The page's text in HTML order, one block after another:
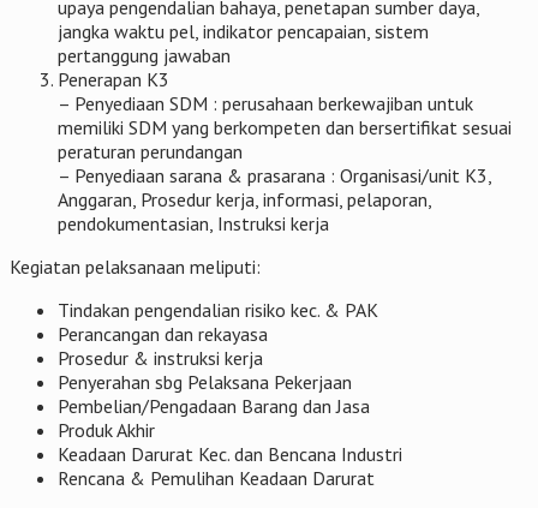
upaya pengendalian bahaya, penetapan sumber daya,
jangka waktu pel, indikator pencapaian, sistem
pertanggung jawaban
Penerapan K3
– Penyediaan SDM : perusahaan berkewajiban untuk
memiliki SDM yang berkompeten dan bersertifikat sesuai
peraturan perundangan
– Penyediaan sarana & prasarana : Organisasi/unit K3,
Anggaran, Prosedur kerja, informasi, pelaporan,
pendokumentasian, Instruksi kerja
Kegiatan pelaksanaan meliputi:
Tindakan pengendalian risiko kec. & PAK
Perancangan dan rekayasa
Prosedur & instruksi kerja
Penyerahan sbg Pelaksana Pekerjaan
Pembelian/Pengadaan Barang dan Jasa
Produk Akhir
Keadaan Darurat Kec. dan Bencana Industri
Rencana & Pemulihan Keadaan Darurat